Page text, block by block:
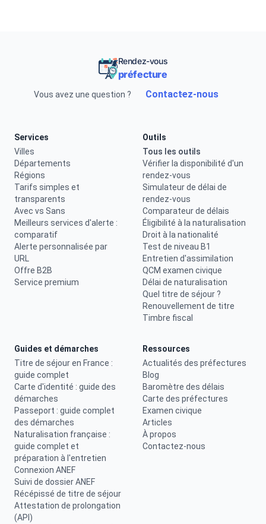
Rendez-vous
préfecture
Vous avez une question ? Contactez-nous
Services
Villes
Départements
Régions
Tarifs simples et
transparents
Avec vs Sans
Meilleurs services d'alerte :
comparatif
Alerte personnalisée par
URL
Offre B2B
Service premium
Outils
Tous les outils
Vérifier la disponibilité d'un
rendez-vous
Simulateur de délai de
rendez-vous
Comparateur de délais
Éligibilité à la naturalisation
Droit à la nationalité
Test de niveau B1
Entretien d'assimilation
QCM examen civique
Délai de naturalisation
Quel titre de séjour ?
Renouvellement de titre
Timbre fiscal
Guides et démarches
Titre de séjour en France :
guide complet
Carte d'identité : guide des
démarches
Passeport : guide complet
des démarches
Naturalisation française :
guide complet et
préparation à l'entretien
Connexion ANEF
Suivi de dossier ANEF
Récépissé de titre de séjour
Attestation de prolongation
(API)
Ressources
Actualités des préfectures
Blog
Baromètre des délais
Carte des préfectures
Examen civique
Articles
À propos
Contactez-nous